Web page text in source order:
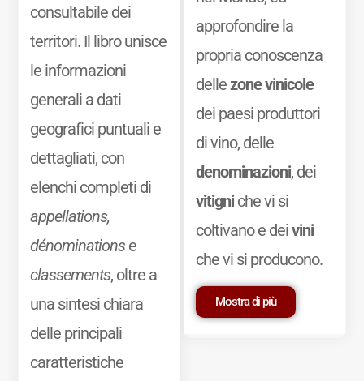
consultabile dei
territori. Il libro unisce
le informazioni
generali a dati
geografici puntuali e
dettagliati, con
elenchi completi di
appellations,
dénominationse
classements, oltre a
una sintesi chiara
delle principali
caratteristiche
approfondire la
propria conoscenza
dellezone vinicole
dei paesi produttori
di vino, delle
denominazioni, dei
vitigniche vi si
coltivano e deivini
che vi si producono.
Mostra di più